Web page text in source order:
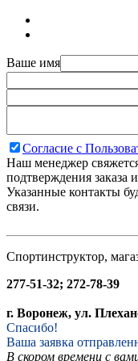
Ваше имя
Согласие с
Наш менеджер
подтверждения заказа
Указанные контакты
связи.
Спортинструктор,
277-51-32; 272-78-39
г. Воронеж, ул.
Спасибо!
Ваша заявка
В скором времени с